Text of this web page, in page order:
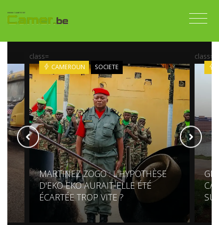
class=
CAMEROUN SOCIETE
MARTINEZ ZOGO : L'HYPOTHÈSE
D'EKO EKO AURAIT-ELLE ÉTÉ
ÉCARTÉE TROP VITE ?
class=